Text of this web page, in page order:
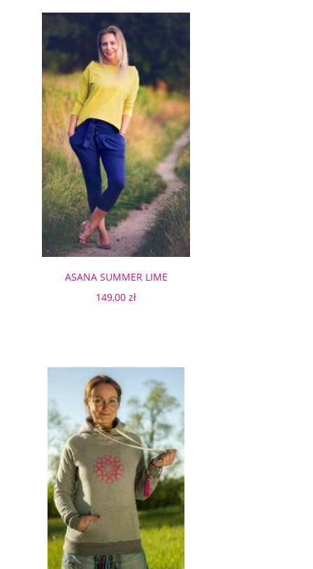
ASANA SUMMER LIME
149,00 zł